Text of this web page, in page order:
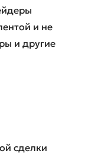
и не
и другие
сделки